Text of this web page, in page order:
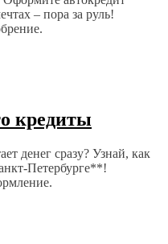
– пора за руль!
кредиты
денег сразу? Узнай, как
Петербурге**!